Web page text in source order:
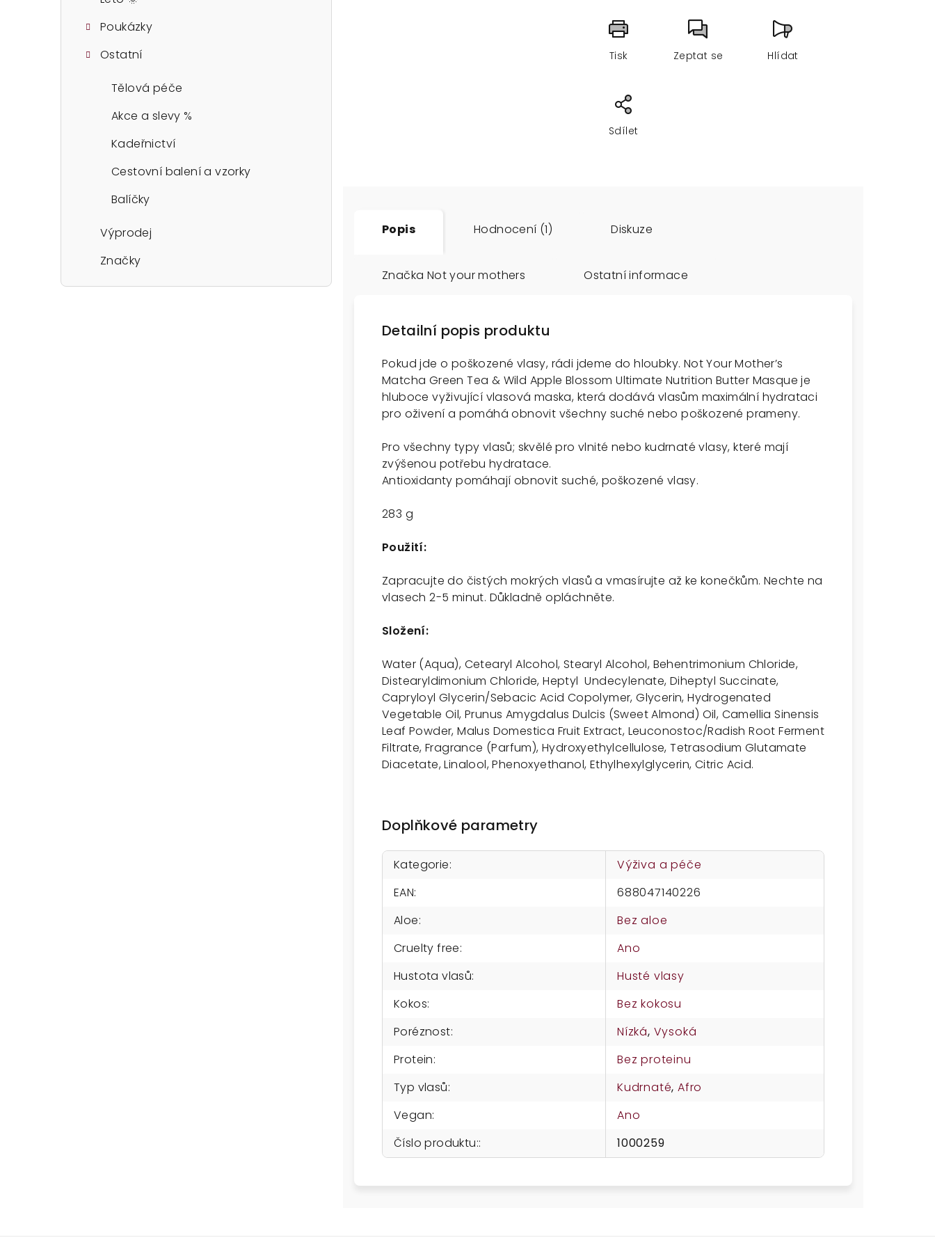
Poukázky
Ostatní
Tělová péče
Akce a slevy %
Kadeřnictví
Cestovní balení a vzorky
Balíčky
Výprodej
Značky
Tisk Zeptat se Hlídat
Sdílet
Popis Hodnocení (1) Diskuze
Značka Not your mothers Ostatní informace
Detailní popis produktu
Pokud jde o poškozené vlasy, rádi jdeme do hloubky. Not Your Mother’s
Matcha Green Tea & Wild Apple Blossom Ultimate Nutrition Butter Masque je
hluboce vyživující vlasová maska, která dodává vlasům maximální hydrataci
pro oživení a pomáhá obnovit všechny suché nebo poškozené prameny.
Pro všechny typy vlasů; skvělé pro vlnité nebo kudrnaté vlasy, které mají
zvýšenou potřebu hydratace.
Antioxidanty pomáhají obnovit suché, poškozené vlasy.
283 g
Použití:
Zapracujte do čistých mokrých vlasů a vmasírujte až ke konečkům. Nechte na
vlasech 2-5 minut. Důkladně opláchněte.
Složení:
Water (Aqua), Cetearyl Alcohol, Stearyl Alcohol, Behentrimonium Chloride,
Distearyldimonium Chloride, Heptyl Undecylenate, Diheptyl Succinate,
Capryloyl Glycerin/Sebacic Acid Copolymer, Glycerin, Hydrogenated
Vegetable Oil, Prunus Amygdalus Dulcis (Sweet Almond) Oil, Camellia Sinensis
Leaf Powder, Malus Domestica Fruit Extract, Leuconostoc/Radish Root Ferment
Filtrate, Fragrance (Parfum), Hydroxyethylcellulose, Tetrasodium Glutamate
Diacetate, Linalool, Phenoxyethanol, Ethylhexylglycerin, Citric Acid.
Doplňkové parametry
Kategorie:
Výživa a péče
EAN:
688047140226
Aloe:
Bez aloe
Cruelty free:
Ano
Hustota vlasů:
Husté vlasy
Kokos:
Bez kokosu
Poréznost: Nízká, Vysoká
Protein:
Bez proteinu
Typ vlasů: Kudrnaté,Afro
Vegan:
Ano
Číslo produktu:: 1000259